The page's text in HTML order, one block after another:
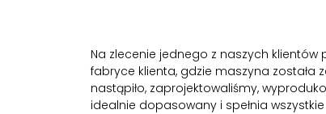
Na zlecenie jednego z naszych klientów
fabryce klienta, gdzie maszyna została
nastąpiło, zaprojektowaliśmy,
idealnie dopasowany i spełnia